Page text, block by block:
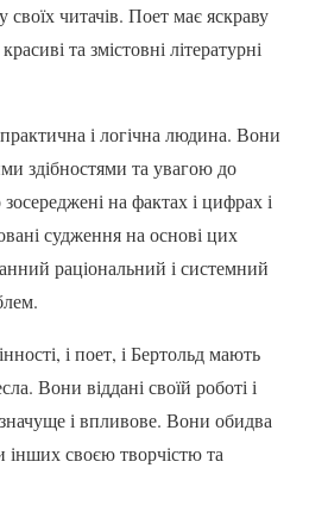
своїх читачів. Поет має яскраву
та змістовні літературні
і логічна людина. Вони
здібностями та увагою до
на фактах і цифрах і
судження на основі цих
раціональний і системний
і поет, і Бертольд мають
Вони віддані своїй роботі і
і впливове. Вони обидва
інших своєю творчістю та